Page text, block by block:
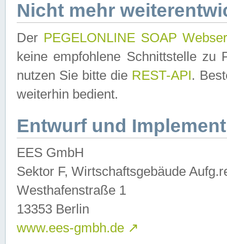
Nicht mehr
Der PEGELONLINE SOAP
keine empfohlene Schnittstelle zu
nutzen Sie bitte die REST-API.
weiterhin bedient.
Entwurf und
EES GmbH
Sektor F, Wirtschaftsgebäude
Westhafenstraße 1
13353 Berlin
www.ees-gmbh.de ↗